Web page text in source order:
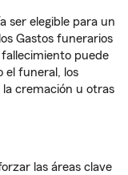
ser elegible para un
Gastos funerarios
puede
el funeral, los
cremación u otras
las áreas clave